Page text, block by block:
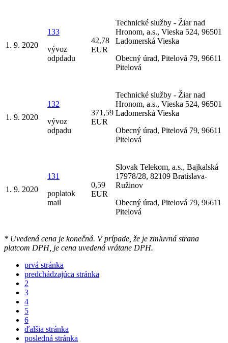
1. 9. 2020
133
vývoz
odpdadu
42,78
EUR
Technické služby - Žiar nad
Hronom, a.s., Vieska 524, 96501
Ladomerská Vieska
Obecný úrad, Pitelová 79, 96611
Pitelová
1. 9. 2020
132
vývoz
odpadu
371,59
EUR
Technické služby - Žiar nad
Hronom, a.s., Vieska 524, 96501
Ladomerská Vieska
Obecný úrad, Pitelová 79, 96611
Pitelová
1. 9. 2020
131
poplatok
mail
0,59
EUR
Slovak Telekom, a.s., Bajkalská
17978/28, 82109 Bratislava-
Ružinov
Obecný úrad, Pitelová 79, 96611
Pitelová
* Uvedená cena je konečná. V prípade, že je zmluvná strana
platcom DPH, je cena uvedená vrátane DPH.
prvá stránka
predchádzajúca stránka
2
3
4
5
6
ďalšia stránka
posledná stránka